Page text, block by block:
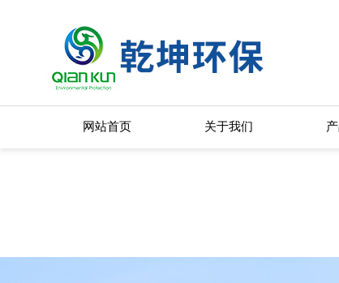
您好！欢迎前来咨询，很高兴为您服务，请问您要咨询什么问题呢？
您好，看您停留很久了，是否找到了需求产品，您可以直接在线与我
可按Enter键发起咨询
网站首页 关于我们